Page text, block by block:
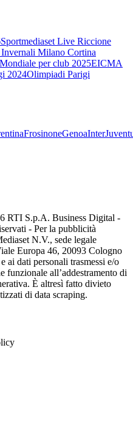
Sportmediaset Live Riccione
Milano Cortina
Mondiale per club 2025EICMA
2024Olimpiadi Parigi
FrosinoneGenoaInter
RTI S.p.A. Business Digital -
- Per la pubblicità
N.V., sede legale
Europa 46, 20093 Cologno
ai dati personali trasmessi e/o
funzionale all’addestramento di
È altresì fatto divieto
di data scraping.